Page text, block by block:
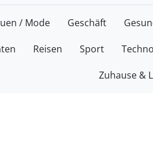
/ Mode Geschäft
Reisen Sport
Zuhause &